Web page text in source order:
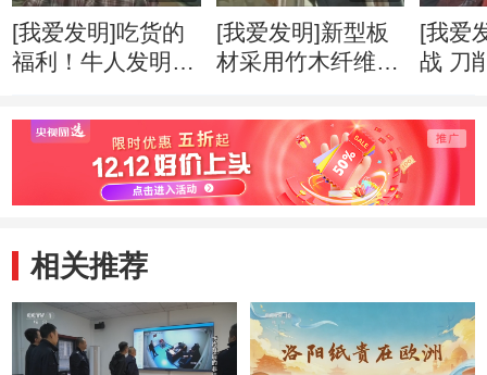
[我爱发明]吃货的
福利！牛人发明自
[我爱发明]新型板
材采用竹木纤维
输成本
[我爱
战 刀
相关推荐